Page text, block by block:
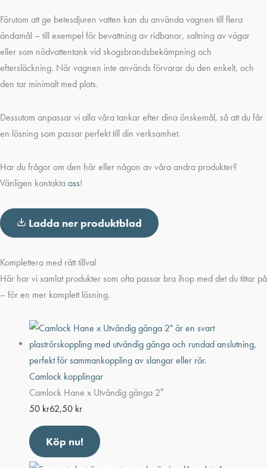
Förutom att ge betesdjuren vatten kan du använda vagnen till flera
ändamål – till exempel för bevattning av ridbanor, saltning av vägar
eller som nödvattentank vid skogsbrandsbekämpning och
eftersläckning. När vagnen inte används förvarar du den enkelt, och
den tar minimalt med plats.
Dessutom anpassar vi alla våra tankar efter dina önskemål, så att du får
en lösning som passar perfekt till din verksamhet.
Har du frågor om den här eller någon av våra andra produkter?
Vänligen kontaktaoss!
Ladda ner produktblad
Komplettera med rätt tillval
Här har vi samlat produkter som ofta passar bra ihop med det du tittar på
– för en mer komplett lösning.
Camlock kopplingar
Camlock Hane x Utvändig gänga 2″
50 kr62,50 kr
Köp nu!